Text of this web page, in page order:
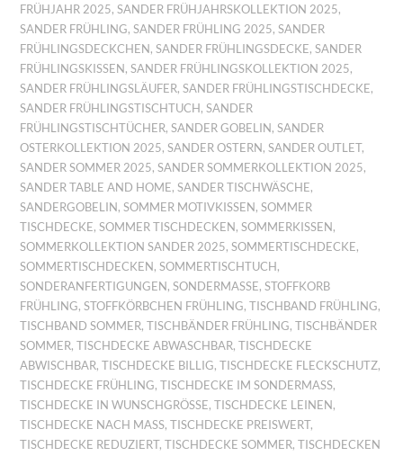
FRÜHJAHR 2025,SANDER FRÜHJAHRSKOLLEKTION 2025,
SANDER FRÜHLING,SANDER FRÜHLING 2025,SANDER
FRÜHLINGSDECKCHEN ,SANDER FRÜHLINGSDECKE,SANDER
FRÜHLINGSKISSEN ,SANDER FRÜHLINGSKOLLEKTION 2025,
SANDER FRÜHLINGSLÄUFER,SANDER FRÜHLINGSTISCHDECKE,
SANDER FRÜHLINGSTISCHTUCH ,SANDER
FRÜHLINGSTISCHTÜCHER,SANDER GOBELIN ,SANDER
OSTERKOLLEKTION 2025,SANDER OSTERN ,SANDER OUTLET,
SANDER SOMMER 2025,SANDER SOMMERKOLLEKTION 2025,
SANDER TABLE AND HOME,SANDER TISCHWÄSCHE,
SANDERGOBELIN ,SOMMER MOTIVKISSEN ,SOMMER
TISCHDECKE,SOMMER TISCHDECKEN ,SOMMERKISSEN ,
SOMMERKOLLEKTION SANDER 2025,SOMMERTISCHDECKE,
SOMMERTISCHDECKEN ,SOMMERTISCHTUCH ,
SONDERANFERTIGUNGEN ,SONDERMASSE ,STOFFKORB
FRÜHLING,STOFFKÖRBCHEN FRÜHLING,TISCHBAND FRÜHLING,
TISCHBAND SOMMER,TISCHBÄNDER FRÜHLING,TISCHBÄNDER
SOMMER,TISCHDECKE ABWASCHBAR,TISCHDECKE
ABWISCHBAR,TISCHDECKE BILLIG,TISCHDECKE FLECKSCHUTZ,
TISCHDECKE FRÜHLING,TISCHDECKE IM SONDERMASS ,
TISCHDECKE IN WUNSCHGRÖSSE ,TISCHDECKE LEINEN ,
TISCHDECKE NACH MASS ,TISCHDECKE PREISWERT,
TISCHDECKE REDUZIERT,TISCHDECKE SOMMER,TISCHDECKEN